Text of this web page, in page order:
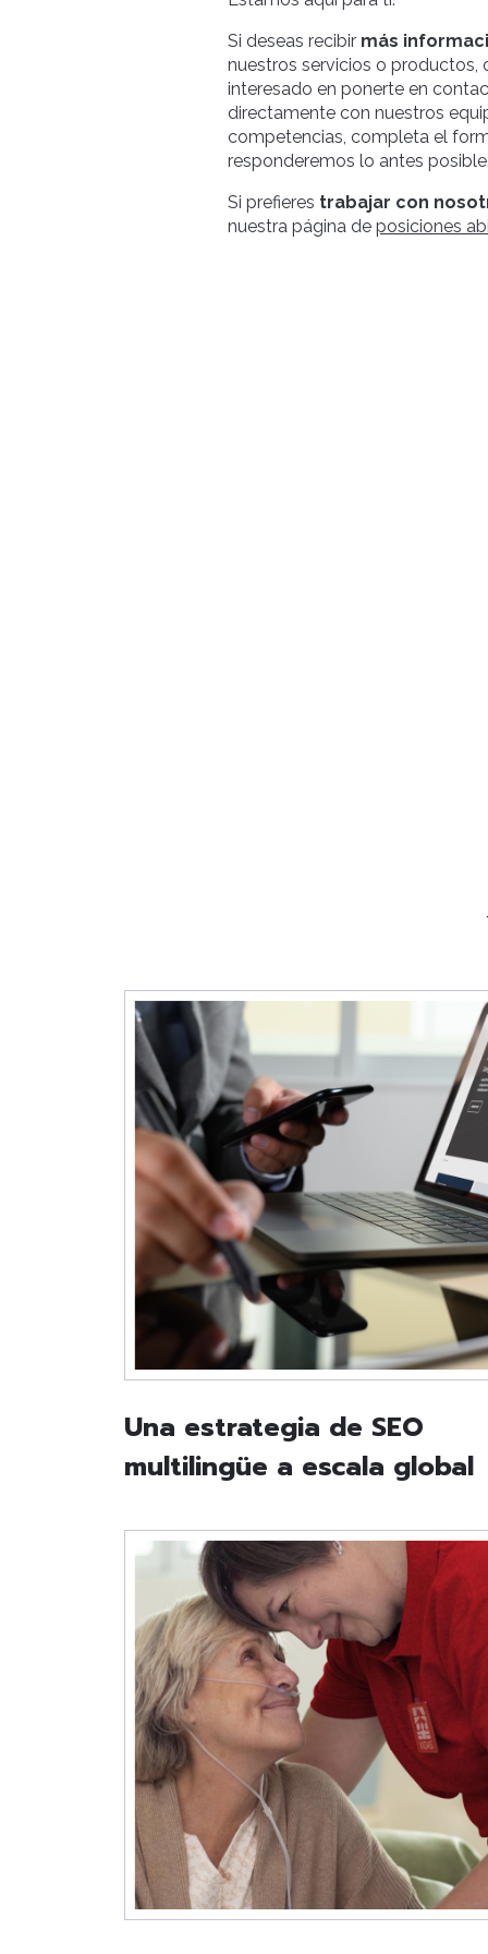
Si deseas recibir más
nuestros servicios o productos,
interesado en ponerte en
directamente con nuestros
competencias, completa el
responderemos lo antes posible.
Si prefieres trabajar con
nuestra página de posiciones
Una estrategia de SEO
multilingüe a escala global